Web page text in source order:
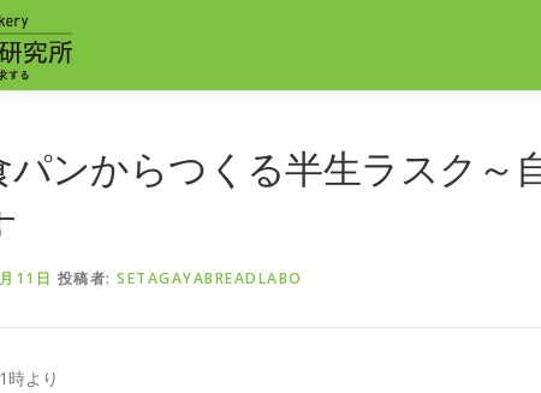
パンからつくる半生ラスク
11日 投稿者: SETAGAYABREADLABO
時より